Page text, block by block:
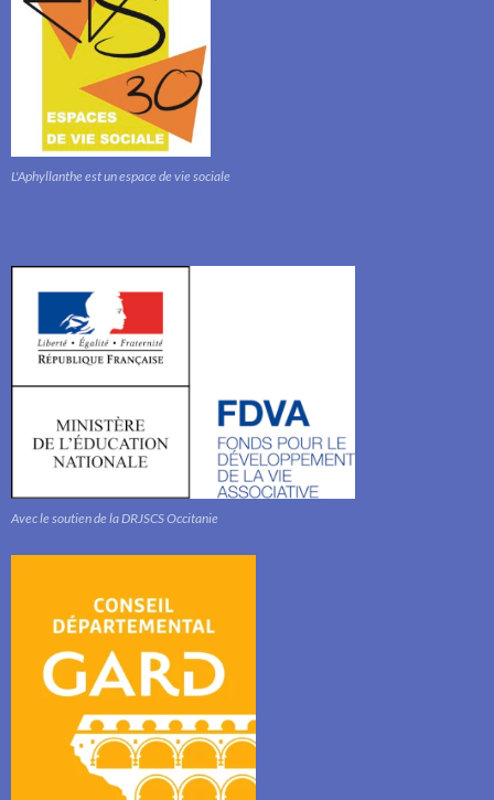
L'Aphyllanthe est un espace de vie sociale
Avec le soutien de la DRJSCS Occitanie